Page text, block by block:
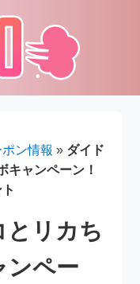
ン情報 » ダイド
キャンペーン！
とリカち
ンペー